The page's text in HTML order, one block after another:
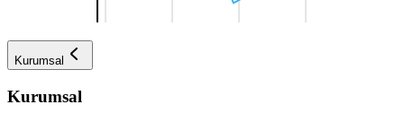
Kurumsal
Kurumsal